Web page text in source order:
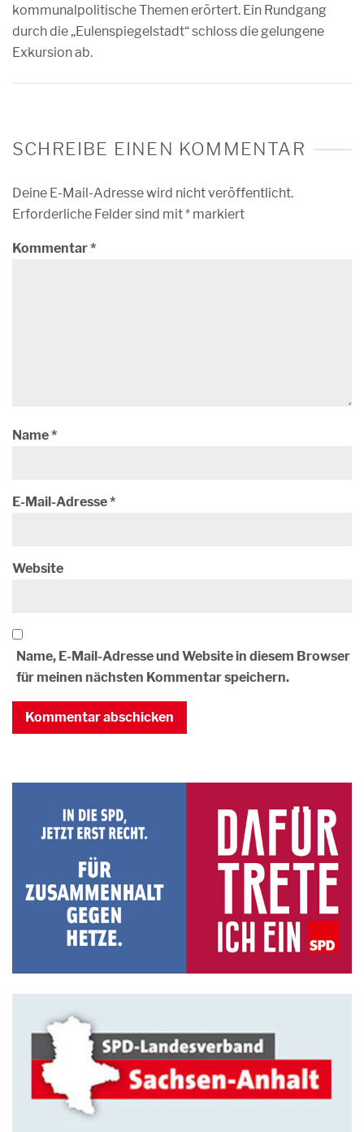
kommunalpolitische Themen erörtert. Ein Rundgang
durch die „Eulenspiegelstadt“ schloss die gelungene
Exkursion ab.
SCHREIBE EINEN KOMMENTAR
Deine E-Mail-Adresse wird nicht veröffentlicht.
Erforderliche Felder sind mit* markiert
Kommentar*
Name*
E-Mail-Adresse*
Website
Name, E-Mail-Adresse und Website in diesem Browser
für meinen nächsten Kommentar speichern.